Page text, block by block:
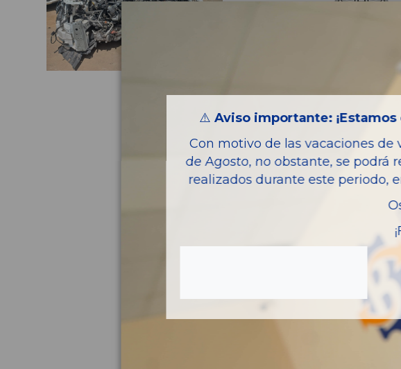
Piezas
⚠️ Aviso importante:
Con motivo de las vacaciones de
de Agosto, no obstante, se podrá
realizados durante este periodo,